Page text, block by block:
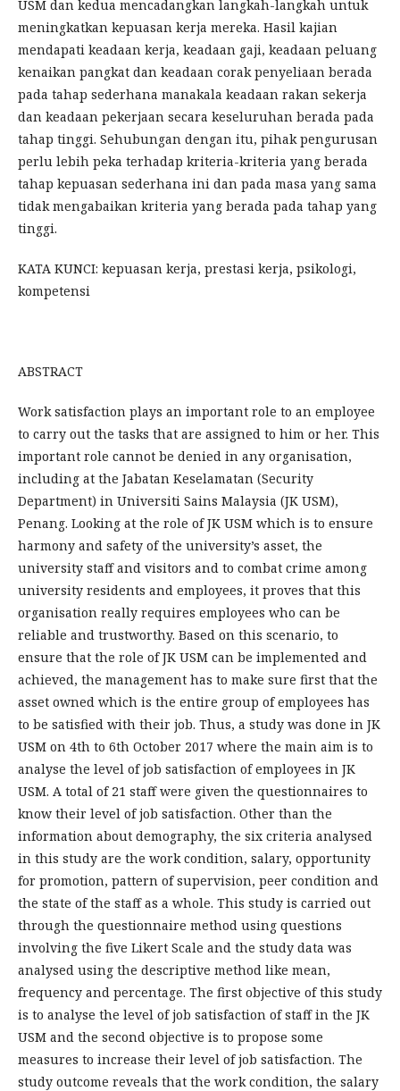
USM dan kedua mencadangkan langkah-langkah untuk
meningkatkan kepuasan kerja mereka. Hasil kajian
mendapati keadaan kerja, keadaan gaji, keadaan peluang
kenaikan pangkat dan keadaan corak penyeliaan berada
pada tahap sederhana manakala keadaan rakan sekerja
dan keadaan pekerjaan secara keseluruhan berada pada
tahap tinggi. Sehubungan dengan itu, pihak pengurusan
perlu lebih peka terhadap kriteria-kriteria yang berada
tahap kepuasan sederhana ini dan pada masa yang sama
tidak mengabaikan kriteria yang berada pada tahap yang
tinggi.
KATA KUNCI: kepuasan kerja, prestasi kerja, psikologi,
kompetensi
ABSTRACT
Work satisfaction plays an important role to an employee
to carry out the tasks that are assigned to him or her. This
important role cannot be denied in any organisation,
including at the Jabatan Keselamatan (Security
Department) in Universiti Sains Malaysia (JK USM),
Penang. Looking at the role of JK USM which is to ensure
harmony and safety of the university’s asset, the
university staff and visitors and to combat crime among
university residents and employees, it proves that this
organisation really requires employees who can be
reliable and trustworthy. Based on this scenario, to
ensure that the role of JK USM can be implemented and
achieved, the management has to make sure first that the
asset owned which is the entire group of employees has
to be satisfied with their job. Thus, a study was done in JK
USM on 4th to 6th October 2017 where the main aim is to
analyse the level of job satisfaction of employees in JK
USM. A total of 21 staff were given the questionnaires to
know their level of job satisfaction. Other than the
information about demography, the six criteria analysed
in this study are the work condition, salary, opportunity
for promotion, pattern of supervision, peer condition and
the state of the staff as a whole. This study is carried out
through the questionnaire method using questions
involving the five Likert Scale and the study data was
analysed using the descriptive method like mean,
frequency and percentage. The first objective of this study
is to analyse the level of job satisfaction of staff in the JK
USM and the second objective is to propose some
measures to increase their level of job satisfaction. The
study outcome reveals that the work condition, the salary